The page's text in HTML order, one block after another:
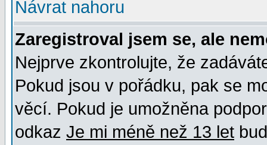
Návrat nahoru
Zaregistroval jsem se, ale
Nejprve zkontrolujte, že
Pokud jsou v pořádku, pak se
věcí. Pokud je umožněna
odkaz Je mi méně než 13 let